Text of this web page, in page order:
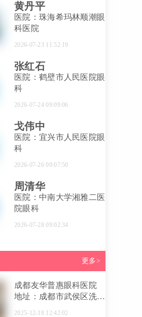
黄丹平
医院：珠海希玛林顺潮眼
科医院
2026-07-23 11:52:19
张红石
医院：鹤壁市人民医院眼
科
2026-07-24 09:09:06
戈伟中
医院：宜兴市人民医院眼
科
2026-07-26 09:07:50
周清华
医院：中南大学湘雅二医
院眼科
2026-07-28 09:02:34
更多>
成都友华普惠眼科医院
地址：成都市武侯区洗面
2025-12-18 12:42:02